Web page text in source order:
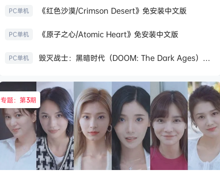
PC单机 《红色沙漠/Crimson Desert》免安装中文版
PC单机 《原子之心/Atomic Heart》免安装中文版
PC单机 毁灭战士：黑暗时代（DOOM: The Dark Ages）免安装中文版
专题：第3期